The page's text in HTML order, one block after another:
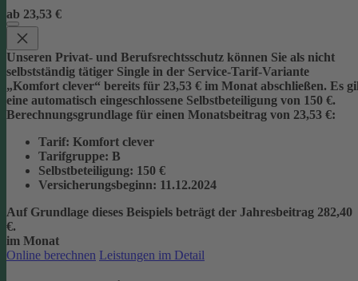
ab 23,53 €
Unseren Privat- und Berufsrechtsschutz können Sie als nicht
selbstständig tätiger Single in der Service-Tarif-Variante
„Komfort clever“ bereits für 23,53 € im Monat abschließen. Es
eine automatisch eingeschlossene Selbstbeteiligung von 150 €.
Berechnungsgrundlage für einen Monatsbeitrag von 23,53 €:
Tarif: Komfort clever
Tarifgruppe: B
Selbstbeteiligung: 150 €
Versicherungsbeginn: 11.12.2024
Auf Grundlage dieses Beispiels beträgt der Jahresbeitrag 282,40
€.
im Monat
Online berechnen Leistungen im Detail